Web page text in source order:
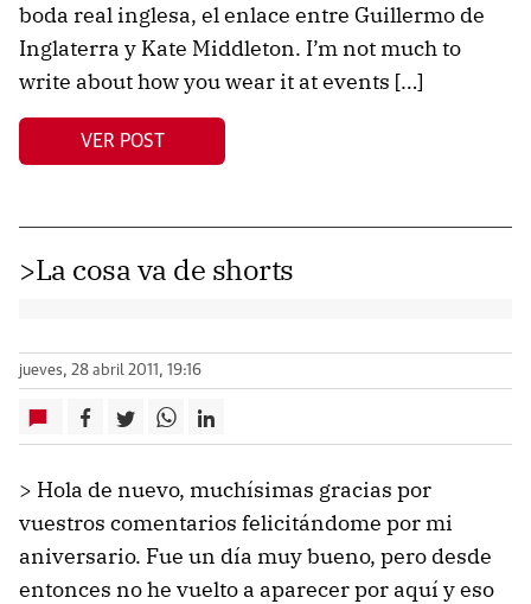
boda real inglesa, el enlace entre Guillermo de
Inglaterra y Kate Middleton. I’m not much to
write about how you wear it at events […]
VER POST
>La cosa va de shorts
jueves, 28 abril 2011, 19:16
> Hola de nuevo, muchísimas gracias por
vuestros comentarios felicitándome por mi
aniversario. Fue un día muy bueno, pero desde
entonces no he vuelto a aparecer por aquí y eso